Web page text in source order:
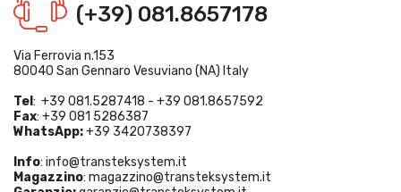
(+39) 081.8657178
Via Ferrovia n.153
80040 San Gennaro Vesuviano (NA) Italy
Tel : +39 081.5287418 - +39 081.8657592
Fax: +39 081 5286387
WhatsApp:+39 3420738397
Info: info@transteksystem.it
Magazzino: magazzino@transteksystem.it